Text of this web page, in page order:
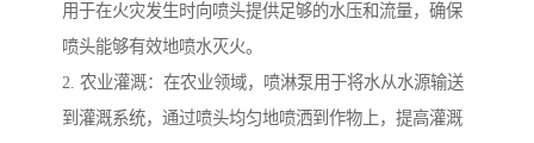
用于在火灾发生时向喷头提供足够的水压和流量，确保
喷头能够有效地喷水灭火。
2. 农业灌溉：在农业领域，喷淋泵用于将水从水源输送
到灌溉系统，通过喷头均匀地喷洒到作物上，提高灌溉